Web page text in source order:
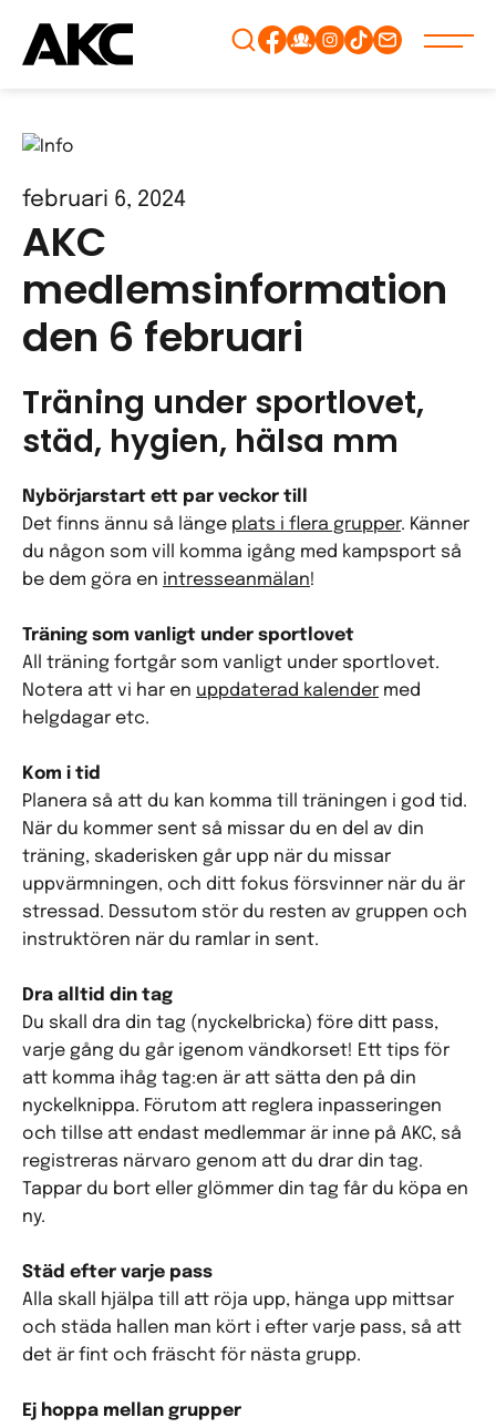
Gå
februari 6, 2024
AKC
medlemsinformation
den 6 februari
Träning under sportlovet,
städ, hygien, hälsa mm
Nybörjarstart ett par veckor till
Det finns ännu så länge plats i flera grupper. Känner
du någon som vill komma igång med kampsport så
be dem göra en intresseanmälan!
Träning som vanligt under sportlovet
All träning fortgår som vanligt under sportlovet.
Notera att vi har en uppdaterad kalender med
helgdagar etc.
Kom i tid
Planera så att du kan komma till träningen i god tid.
När du kommer sent så missar du en del av din
träning, skaderisken går upp när du missar
uppvärmningen, och ditt fokus försvinner när du är
stressad. Dessutom stör du resten av gruppen och
instruktören när du ramlar in sent.
Dra alltid din tag
Du skall dra din tag (nyckelbricka) före ditt pass,
varje gång du går igenom vändkorset! Ett tips för
att komma ihåg tag:en är att sätta den på din
nyckelknippa. Förutom att reglera inpasseringen
och tillse att endast medlemmar är inne på AKC, så
registreras närvaro genom att du drar din tag.
Tappar du bort eller glömmer din tag får du köpa en
ny.
Städ efter varje pass
Alla skall hjälpa till att röja upp, hänga upp mittsar
och städa hallen man kört i efter varje pass, så att
det är fint och fräscht för nästa grupp.
Ej hoppa mellan grupper